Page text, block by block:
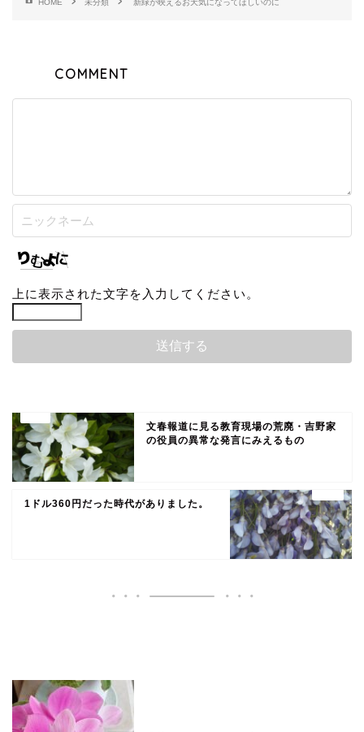
HOME 未分類 新緑が映えるお天気になってほしいのに
COMMENT
上に表示された文字を入力してください。
文春報道に見る教育現場の荒廃・吉野家
の役員の異常な発言にみえるもの
1ドル360円だった時代がありました。